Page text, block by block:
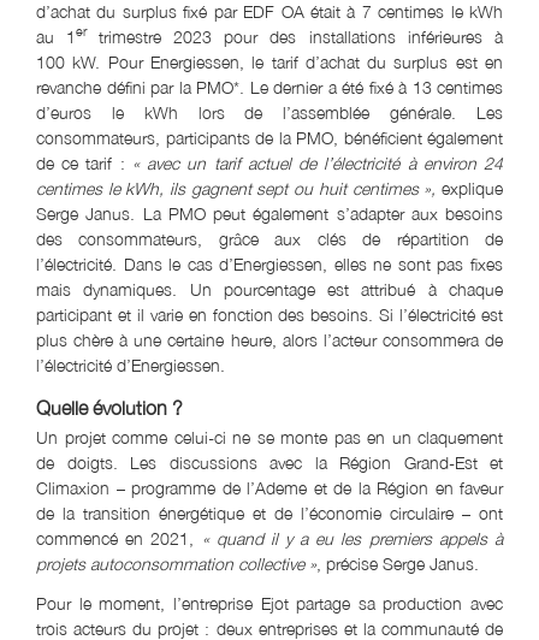
d’achat du surplus fixé par EDF OA était à 7 centimes le kWh
au 1er trimestre 2023 pour des installations inférieures à
100 kW. Pour Energiessen, le tarif d’achat du surplus est en
revanche défini par la PMO*. Le dernier a été fixé à 13 centimes
d’euros le kWh lors de l’assemblée générale. Les
consommateurs, participants de la PMO, bénéficient également
de ce tarif : « avec un tarif actuel de l’électricité à environ 24
centimes le kWh, ils gagnent sept ou huit centimes », explique
Serge Janus. La PMO peut également s’adapter aux besoins
des consommateurs, grâce aux clés de répartition de
l’électricité. Dans le cas d’Energiessen, elles ne sont pas fixes
mais dynamiques. Un pourcentage est attribué à chaque
participant et il varie en fonction des besoins. Si l’électricité est
plus chère à une certaine heure, alors l’acteur consommera de
l’électricité d’Energiessen.
Quelle évolution ?
Un projet comme celui-ci ne se monte pas en un claquement
de doigts. Les discussions avec la Région Grand-Est et
Climaxion – programme de l’Ademe et de la Région en faveur
de la transition énergétique et de l’économie circulaire – ont
commencé en 2021, « quand il y a eu les premiers appels à
projets autoconsommation collective » , précise Serge Janus.
Pour le moment, l’entreprise Ejot partage sa production avec
trois acteurs du projet : deux entreprises et la communauté de